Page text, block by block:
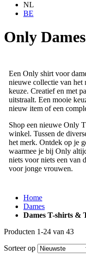
NL
BE
Only
Een Only shirt voor
nieuwe collectie van het
keuze. Creatief en met
uitstraalt. Een mooie
nieuw item of een
Shop een nieuwe Only
winkel. Tussen de
het merk. Ontdek op je
waarmee je bij Only
niets voor niets een van
voor jonge vrouwen.
Home
Dames
Dames T-shirts &
Producten 1-24 van 43
Sorteer op